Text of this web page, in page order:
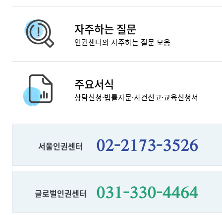
자주하는 질문
인권센터의 자주하는 질문 모음
주요서식
상담신청·법률자문·사건신고·교육신청서
서울인권센터 02-2173-3526
글로벌인권센터 031-330-4464